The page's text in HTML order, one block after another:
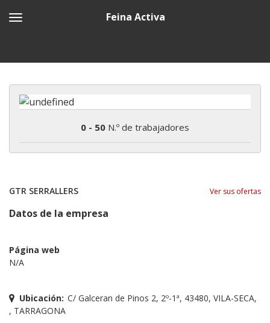
Feina Activa
0 - 50 N.º de trabajadores
GTR SERRALLERS Ver sus ofertas
Datos de la empresa
Página web
N/A
Ubicación: C/ Galceran de Pinos 2, 2º-1ª, 43480, VILA-SECA,
, TARRAGONA